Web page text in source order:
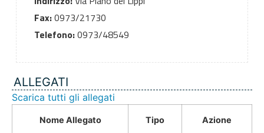
Fax:0973/21730
Telefono:0973/48549
ALLEGATI
Scarica tutti gli allegati
Nome Allegato Tipo Azione